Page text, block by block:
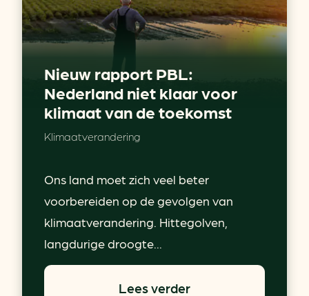
Nieuw rapport PBL:
Nederland niet klaar voor
klimaat van de toekomst
Klimaatverandering
Ons land moet zich veel beter
voorbereiden op de gevolgen van
klimaatverandering. Hittegolven,
langdurige droogte...
Lees verder